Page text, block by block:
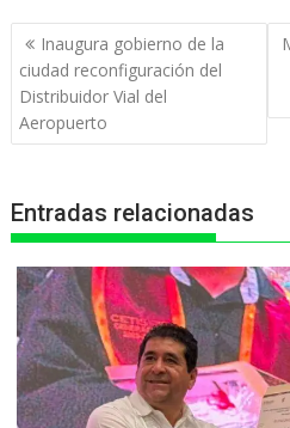
t
s
A
p
e
b
o
o
s
e
n
g
r
e
a
Navegación
de
entradas
Inaugura gobierno de la
ciudad reconfiguración del
Distribuidor Vial del
Aeropuerto
Entradas relacionadas